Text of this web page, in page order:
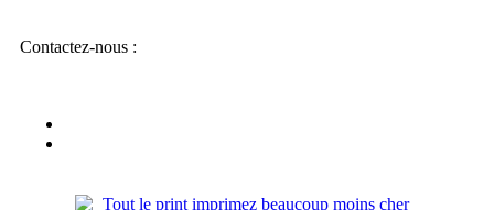
Contactez-nous :